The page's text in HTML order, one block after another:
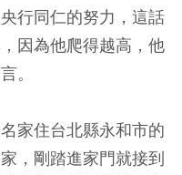
行同仁的努力，這話
因為他爬得越高，他
。
家住台北縣永和市的
，剛踏進家門就接到